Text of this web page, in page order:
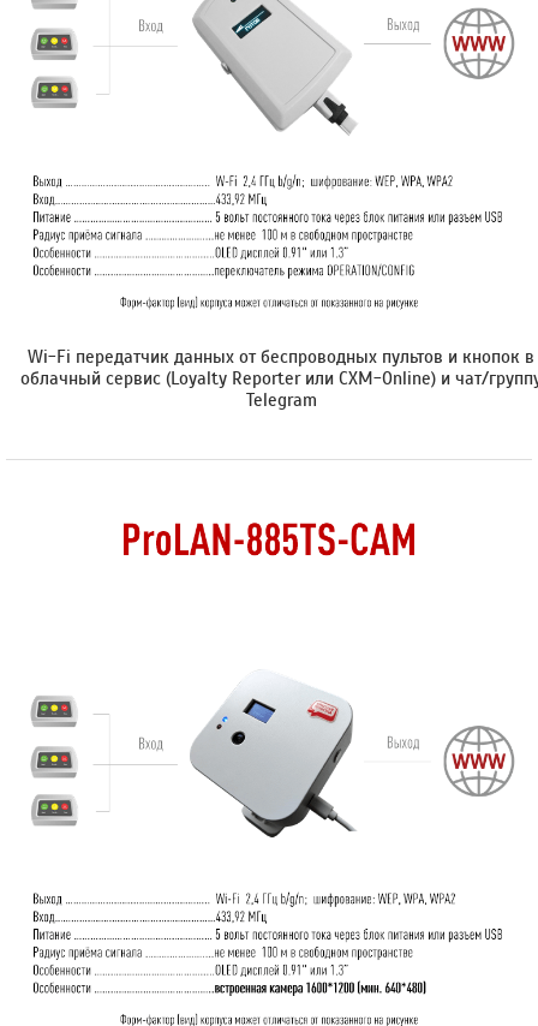
Wi-Fi передатчик данных от беспроводных пультов и кнопок в
облачный сервис (Loyalty Reporter или CXM-Online) и чат/
Telegram